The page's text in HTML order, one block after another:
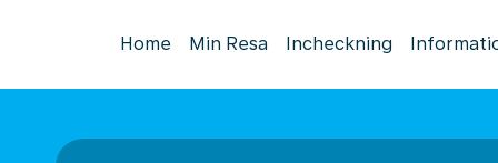
Home Min Resa Incheckning